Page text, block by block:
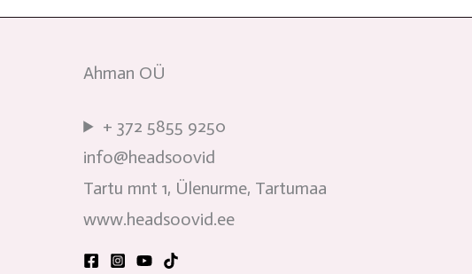
Ahman OÜ
+ 372 5855 9250
info@headsoovid
Tartu mnt 1, Ülenurme, Tartumaa
www.headsoovid.ee